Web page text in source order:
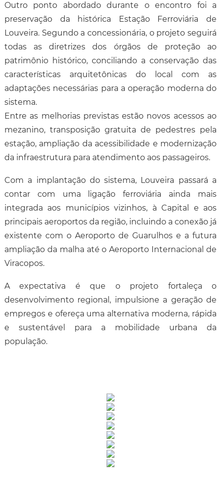
Outro ponto abordado durante o encontro foi a
preservação da histórica Estação Ferroviária de
Louveira. Segundo a concessionária, o projeto seguirá
todas as diretrizes dos órgãos de proteção ao
patrimônio histórico, conciliando a conservação das
características arquitetônicas do local com as
adaptações necessárias para a operação moderna do
sistema.
Entre as melhorias previstas estão novos acessos ao
mezanino, transposição gratuita de pedestres pela
estação, ampliação da acessibilidade e modernização
da infraestrutura para atendimento aos passageiros.
Com a implantação do sistema, Louveira passará a
contar com uma ligação ferroviária ainda mais
integrada aos municípios vizinhos, à Capital e aos
principais aeroportos da região, incluindo a conexão já
existente com o Aeroporto de Guarulhos e a futura
ampliação da malha até o Aeroporto Internacional de
Viracopos.
A expectativa é que o projeto fortaleça o
desenvolvimento regional, impulsione a geração de
empregos e ofereça uma alternativa moderna, rápida
e sustentável para a mobilidade urbana da
população.